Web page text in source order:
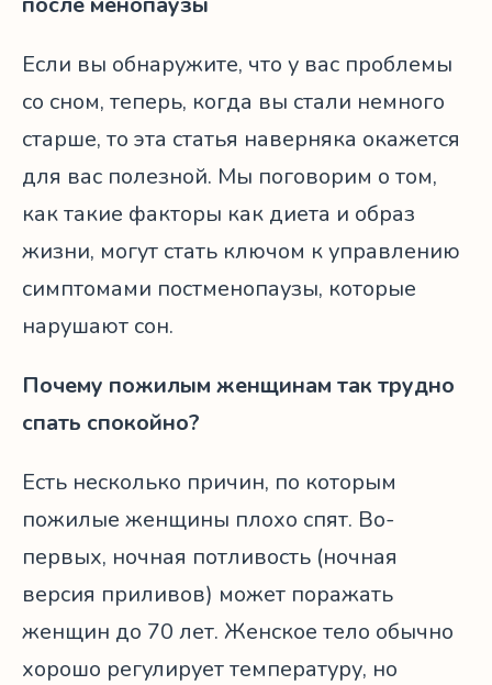
Если вы обнаружите, что у вас проблемы
со сном, теперь, когда вы стали немного
старше, то эта статья наверняка окажется
для вас полезной. Мы поговорим о том,
как такие факторы как диета и образ
жизни, могут стать ключом к управлению
симптомами постменопаузы, которые
нарушают сон.
Почему пожилым женщинам так трудно
спать спокойно?
Есть несколько причин, по которым
пожилые женщины плохо спят. Во-
первых, ночная потливость (ночная
версия приливов) может поражать
женщин до 70 лет. Женское тело обычно
хорошо регулирует температуру, но